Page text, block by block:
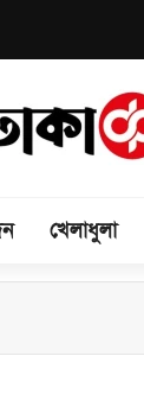
খেলাধুলা